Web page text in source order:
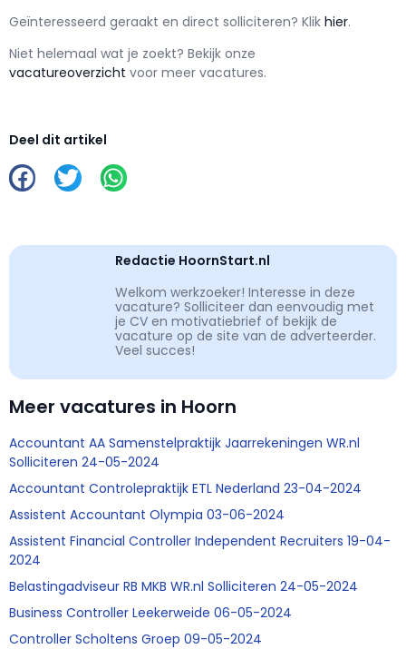
Geïnteresseerd geraakt en direct solliciteren? Klik hier.
Niet helemaal wat je zoekt? Bekijk onze
vacatureoverzicht voor meer vacatures.
Deel dit artikel
Redactie HoornStart.nl
Welkom werkzoeker! Interesse in deze
vacature? Solliciteer dan eenvoudig met
je CV en motivatiebrief of bekijk de
vacature op de site van de adverteerder.
Veel succes!
Meer vacatures in Hoorn
Accountant AA Samenstelpraktijk Jaarrekeningen WR.nl
Solliciteren 24-05-2024
Accountant Controlepraktijk ETL Nederland 23-04-2024
Assistent Accountant Olympia 03-06-2024
Assistent Financial Controller Independent Recruiters 19-04-
2024
Belastingadviseur RB MKB WR.nl Solliciteren 24-05-2024
Business Controller Leekerweide 06-05-2024
Controller Scholtens Groep 09-05-2024